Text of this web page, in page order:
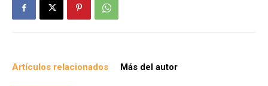
Artículos relacionados Más del autor